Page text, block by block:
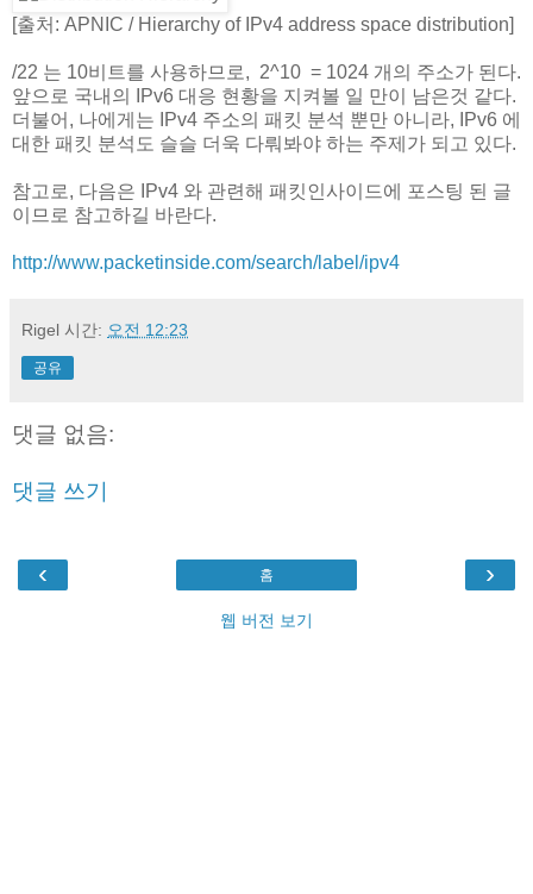
[출처: APNIC / Hierarchy of IPv4 address space distribution]
/22 는 10비트를 사용하므로, 2^10 = 1024 개의 주소가 된다.
앞으로 국내의 IPv6 대응 현황을 지켜볼 일 만이 남은것 같다.
더불어, 나에게는 IPv4 주소의 패킷 분석 뿐만 아니라, IPv6 에
대한 패킷 분석도 슬슬 더욱 다뤄봐야 하는 주제가 되고 있다.
참고로, 다음은 IPv4 와 관련해 패킷인사이드에 포스팅 된 글
이므로 참고하길 바란다.
http://www.packetinside.com/search/label/ipv4
Rigel 시간: 오전 12:23
공유
댓글 없음:
댓글 쓰기
‹ ›
홈
웹 버전 보기